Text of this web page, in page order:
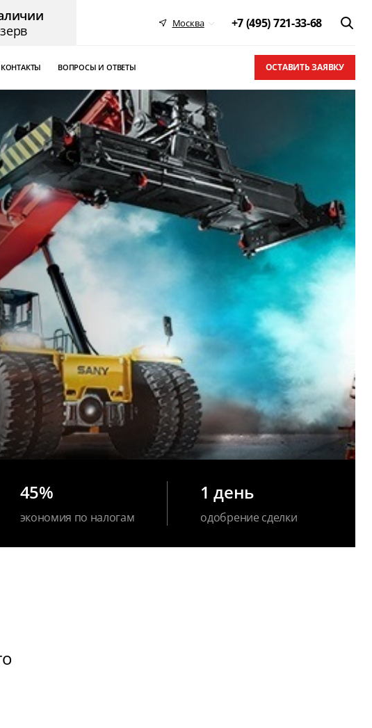
Москва +7 (495) 721-33-68
Кар Лизинг» в ТОП-10
России
письма
КОНТАКТЫ ВОПРОСЫ И ОТВЕТЫ ОСТАВИТЬ ЗАЯВКУ
45%
экономия по налогам
1 день
одобрение сделки